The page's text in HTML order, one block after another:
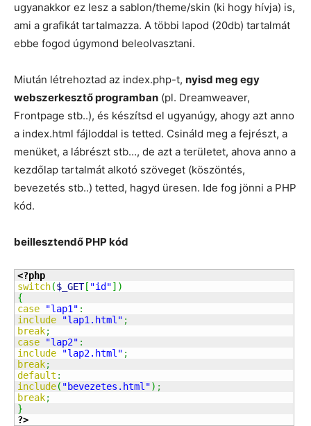
ugyanakkor ez lesz a sablon/theme/skin (ki hogy hívja) is,
ami a grafikát tartalmazza. A többi lapod (20db) tartalmát
ebbe fogod úgymond beleolvasztani.
Miután létrehoztad az index.php-t, nyisd meg egy
webszerkesztő programban (pl. Dreamweaver,
Frontpage stb..), és készítsd el ugyanúgy, ahogy azt anno
a index.html fájloddal is tetted. Csináld meg a fejrészt, a
menüket, a lábrészt stb…, de azt a területet, ahova anno a
kezdőlap tartalmát alkotó szöveget (köszöntés,
bevezetés stb..) tetted, hagyd üresen. Ide fog jönni a PHP
kód.
beillesztendő PHP kód
<?php
switch($_GET[ "id"] )
{
case
"lap1" :
include
"lap1.html" ;
break;
case
"lap2" :
include
"lap2.html" ;
break;
default :
include( "bevezetes.html") ;
break;
}
?>